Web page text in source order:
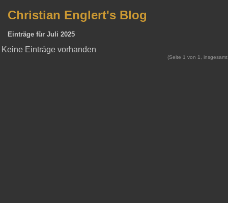
Christian Englert's Blog
Einträge für Juli 2025
Keine Einträge vorhanden
(Seite 1 von 1,